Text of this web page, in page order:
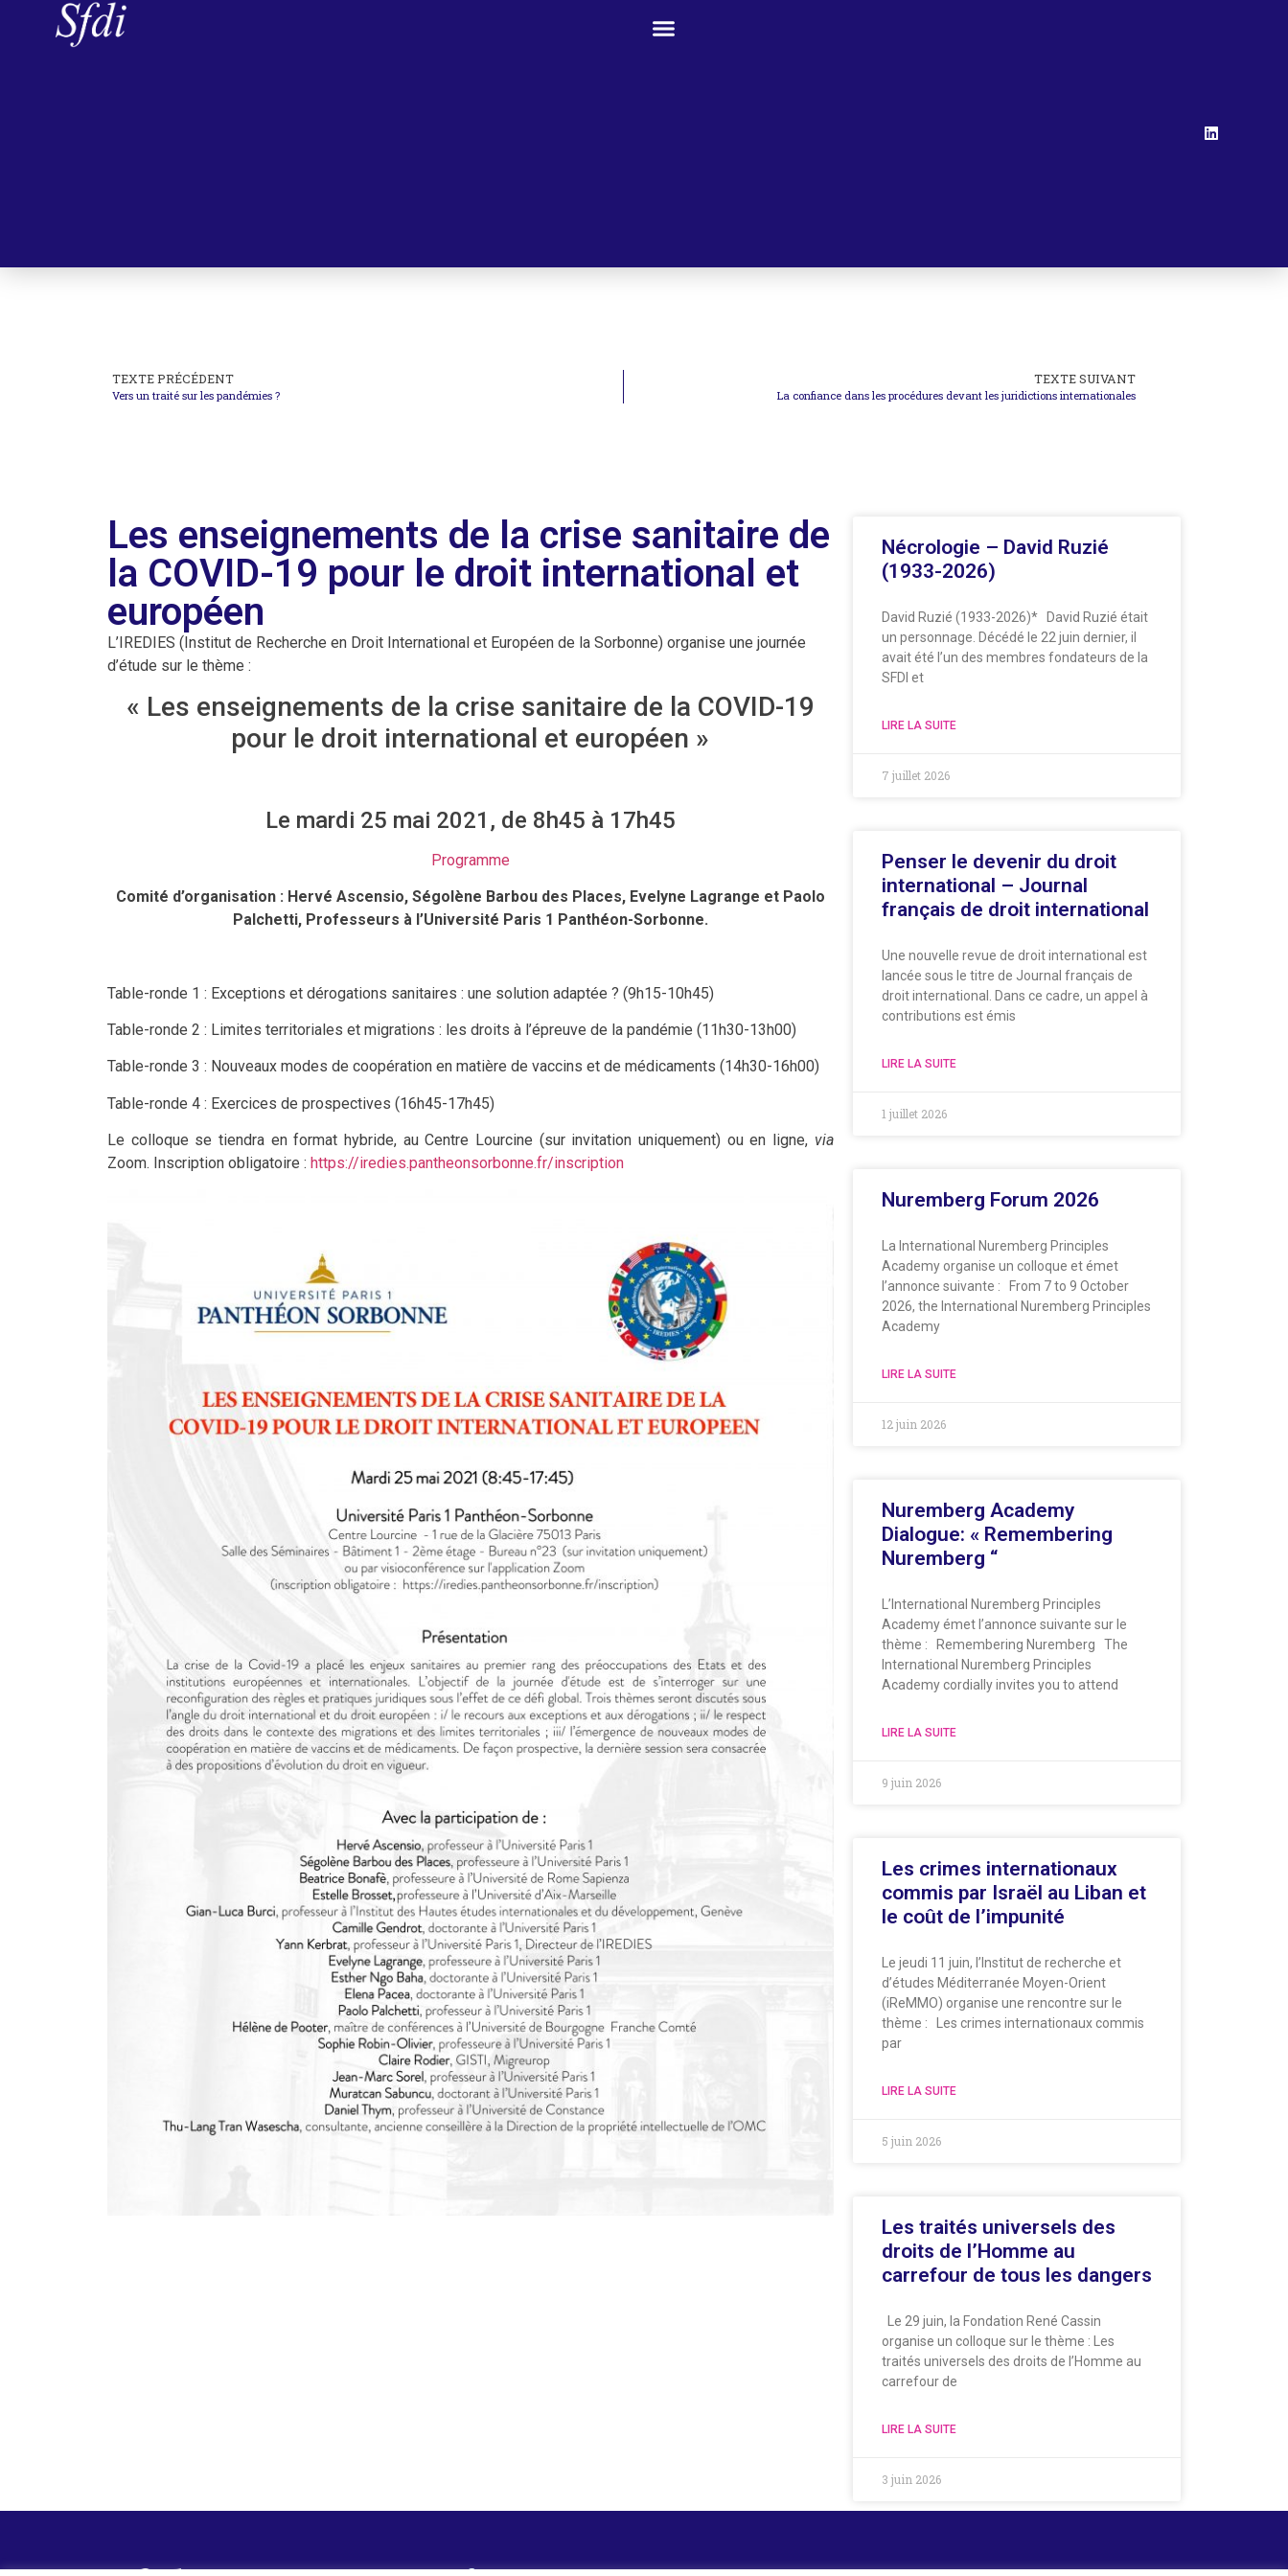
TEXTE PRÉCÉDENT
Vers un traité sur les pandémies ?
TEXTE SUIVANT
La confiance dans les procédures devant les juridictions internationales
Les enseignements de la crise sanitaire de
la COVID-19 pour le droit international et
européen
L’IREDIES (Institut de Recherche en Droit International et Européen de la Sorbonne) organise une journée
d’étude sur le thème :
« Les enseignements de la crise sanitaire de la COVID-19
pour le droit international et européen »
Le mardi 25 mai 2021, de 8h45 à 17h45
Programme
Comité d’organisation : Hervé Ascensio, Ségolène Barbou des Places, Evelyne Lagrange et Paolo
Palchetti, Professeurs à l’Université Paris 1 Panthéon-Sorbonne.
Table-ronde 1 : Exceptions et dérogations sanitaires : une solution adaptée ? (9h15-10h45)
Table-ronde 2 : Limites territoriales et migrations : les droits à l’épreuve de la pandémie (11h30-13h00)
Table-ronde 3 : Nouveaux modes de coopération en matière de vaccins et de médicaments (14h30-16h00)
Table-ronde 4 : Exercices de prospectives (16h45-17h45)
Le colloque se tiendra en format hybride, au Centre Lourcine (sur invitation uniquement) ou en ligne, via
Zoom. Inscription obligatoire : https://iredies.pantheonsorbonne.fr/inscription
Nécrologie – David Ruzié
(1933-2026)
David Ruzié (1933-2026)* David Ruzié était
un personnage. Décédé le 22 juin dernier, il
avait été l’un des membres fondateurs de la
SFDI et
LIRE LA SUITE
7 juillet 2026
Penser le devenir du droit
international – Journal
français de droit international
Une nouvelle revue de droit international est
lancée sous le titre de Journal français de
droit international. Dans ce cadre, un appel à
contributions est émis
LIRE LA SUITE
1 juillet 2026
Nuremberg Forum 2026
La International Nuremberg Principles
Academy organise un colloque et émet
l’annonce suivante : From 7 to 9 October
2026, the International Nuremberg Principles
Academy
LIRE LA SUITE
12 juin 2026
Nuremberg Academy
Dialogue: « Remembering
Nuremberg “
L’International Nuremberg Principles
Academy émet l’annonce suivante sur le
thème : Remembering Nuremberg The
International Nuremberg Principles
Academy cordially invites you to attend
LIRE LA SUITE
9 juin 2026
Les crimes internationaux
commis par Israël au Liban et
le coût de l’impunité
Le jeudi 11 juin, l’Institut de recherche et
d’études Méditerranée Moyen-Orient
(iReMMO) organise une rencontre sur le
thème : Les crimes internationaux commis
par
LIRE LA SUITE
5 juin 2026
Les traités universels des
droits de l’Homme au
carrefour de tous les dangers
Le 29 juin, la Fondation René Cassin
organise un colloque sur le thème : Les
traités universels des droits de l’Homme au
carrefour de
LIRE LA SUITE
3 juin 2026